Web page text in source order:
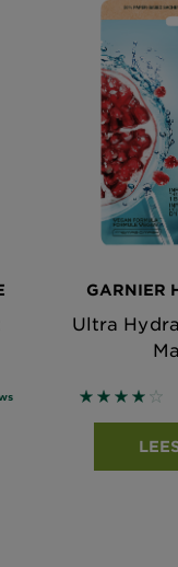
on reviews
GARNIER
Ultra
4.0794 out